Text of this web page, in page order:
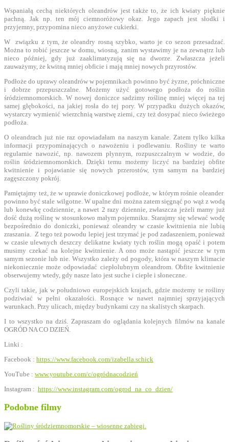
Wspaniałą cechą niektórych oleandrów jest także to, że ich kwiaty pięknie
pachną. Jak np. ten mój ciemnoróżowy okaz. Jego zapach jest słodki i
przyjemny, przypomina nieco anyżowe cukierki.
W związku z tym, że oleandry rosną szybko, warto je co sezon przesadzać.
Można to robić jeszcze w domu, wiosną, zanim wystawimy je na zewnątrz lub
nieco później, gdy już zaaklimatyzują się na dworze. Zwłaszcza jeżeli
zauważymy, że kwitną mniej obficie i mają mniej nowych przyrostów.
Podłoże do uprawy oleandrów w pojemnikach powinno być żyzne, próchniczne
i dobrze przepuszczalne. Możemy użyć gotowego podłoża do roślin
śródziemnomorskich. W nowej doniczce sadzimy roślinę mniej więcej na tej
samej głębokości, na jakiej rosła do tej pory. W przypadku dużych okazów,
wystarczy wymienić wierzchnią warstwę ziemi, czy też dosypać nieco świeżego
podłoża.
O oleandrach już nie raz opowiadałam na naszym kanale. Zatem tylko kilka
informacji przypominających o nawożeniu i podlewaniu. Rośliny te warto
regularnie nawozić, np. nawozem płynnym, rozpuszczalnym w wodzie, do
roślin śródziemnomorskich. Dzięki temu możemy liczyć na bardziej obfite
kwitnienie i pojawianie się nowych przerostów, tym samym na bardziej
zagęszczony pokrój.
Pamiętajmy też, że w uprawie doniczkowej podłoże, w którym rośnie oleander
powinno być stale wilgotne. W upalne dni można zatem sięgnąć po wąż z wodą
lub konewkę codziennie, a nawet 2 razy dziennie, zwłaszcza jeżeli mamy już
dość dużą roślinę w stosunkowo małym pojemniku. Starajmy się wlewać wodę
bezpośrednio do doniczki, ponieważ oleandry w czasie kwitnienia nie lubią
zraszania. Z tego też powodu lepiej jest trzymać je pod zadaszeniem, ponieważ
w czasie ulewnych deszczy delikatne kwiaty tych roślin mogą opaść i potem
musimy czekać na kolejne kwitnienie. A ono może nastąpić jeszcze w tym
samym sezonie lub nie. Wszystko zależy od pogody, która w naszym klimacie
niekoniecznie może odpowiadać ciepłolubnym oleandrom. Obfite kwitnienie
obserwujemy wtedy, gdy nasze lato jest suche i ciepłe i słoneczne.
Czyli takie, jak w południowo europejskich krajach, gdzie możemy te rośliny
podziwiać w pełni okazałości. Rosnące w nawet najmniej sprzyjających
warunkach. Przy ulicach, między budynkami czy na skalistych skarpach.
I to wszystko na dziś. Zapraszam do oglądania kolejnych filmów na kanale
OGRÓD NA CO DZIEŃ.
Linki :
Facebook : https://www.facebook.com/izabella.schick
YouTube : www.youtube.com/c/ogródnacodzień
Instagram : https://www.instagram.com/ogrod_na_co_dzien/
Podobne filmy